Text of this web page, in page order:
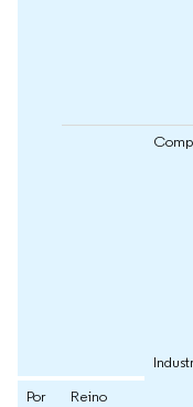
Por
Reino